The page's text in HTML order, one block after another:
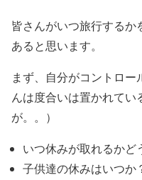
皆さんがいつ旅行する
あると思います。
まず、自分がコントロ
んは度合いは置かれてい
が。。）
いつ休みが取れるかど
子供達の休みはいつか